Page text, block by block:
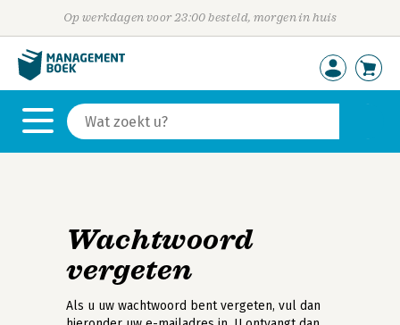
Op werkdagen voor 23:00 besteld, morgen in huis
Wachtwoord
vergeten
Als u uw wachtwoord bent vergeten, vul dan